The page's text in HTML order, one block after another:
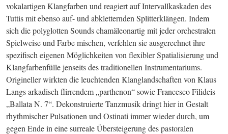
vokalartigen Klangfarben und reagiert auf Intervallkaskaden des
Tuttis mit ebenso auf- und abkletternden Splitterklängen. Indem
sich die polyglotten Sounds chamäleonartig mit jeder orchestralen
Spielweise und Farbe mischen, verfehlen sie ausgerechnet ihre
spezifisch eigenen Möglichkeiten von flexibler Spatialisierung und
Klangfarbenfülle jenseits des traditionellen Instrumentariums.
Origineller wirkten die leuchtenden Klanglandschaften von Klaus
Langs arkadisch flirrendem „parthenon“ sowie Francesco Filideis
„Ballata N. 7“. Dekonstruierte Tanzmusik dringt hier in Gestalt
rhythmischer Pulsationen und Ostinati immer wieder durch, um
gegen Ende in eine surreale Übersteigerung des pastoralen